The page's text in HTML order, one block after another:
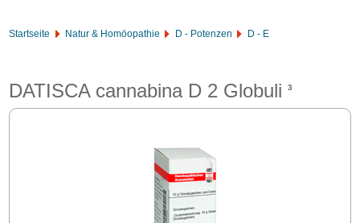
Startseite Natur & Homöopathie D - Potenzen D - E
DATISCA cannabina D 2 Globuli3